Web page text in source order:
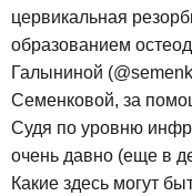
цервикальная
образованием
Галыниной
Семенковой, за
Судя по уровню
очень давно (еще в
Какие здесь могут